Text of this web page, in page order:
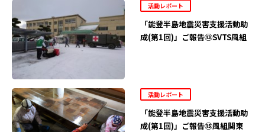
活動レポート
「能登半島地震災害支援活動助
成(第1回)」ご報告⑬SVTS風組
活動レポート
「能登半島地震災害支援活動助
成(第1回)」ご報告⑮風組関東